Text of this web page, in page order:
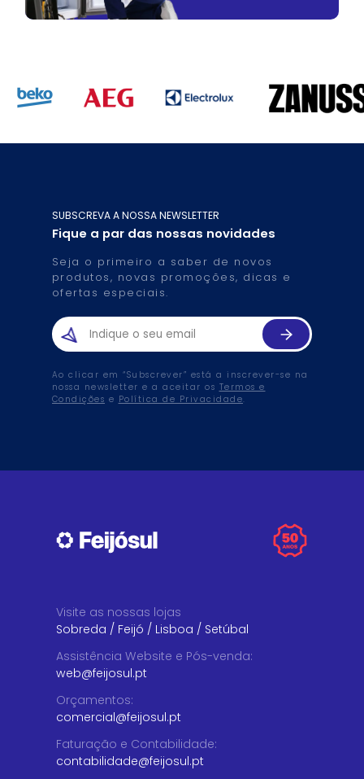
SUBSCREVA A NOSSA NEWSLETTER
Fique a par das nossas novidades
Seja o primeiro a saber de novos
produtos, novas promoções, dicas e
ofertas especiais.
Ao clicar em “Subscrever” está a inscrever-se na
nossa newsletter e a aceitar os Termos e
Condições e Política de Privacidade.
Visite as nossas lojas
Sobreda / Feijó / Lisboa / Setúbal
Assistência Website e Pós-venda:
web@feijosul.pt
Orçamentos:
comercial@feijosul.pt
Faturação e Contabilidade:
contabilidade@feijosul.pt